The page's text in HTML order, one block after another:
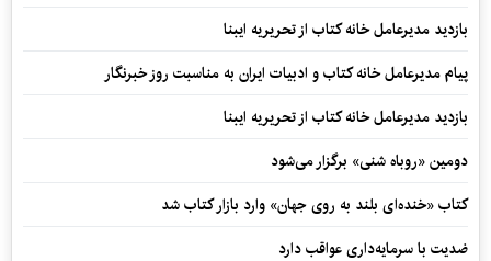
بازدید مدیرعامل خانه کتاب از تحریریه ایبنا
پیام مدیرعامل خانه کتاب و ادبیات ایران به مناسبت روز خبرنگار
بازدید مدیرعامل خانه کتاب از تحریریه ایبنا
دومین «روباه شنی» برگزار می‌شود
کتاب «خنده‌ای بلند به روی جهان» وارد بازار کتاب شد
ضدیت با سرمایه‌داری عواقب دارد